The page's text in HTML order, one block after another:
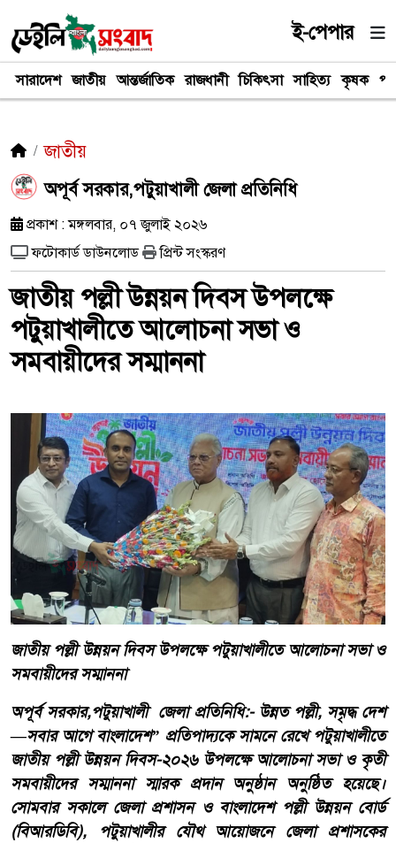
ই-পেপার
সারাদেশ জাতীয় আন্তর্জাতিক রাজধানী চিকিৎসা সাহিত্য কৃষক
জাতীয়
অপূর্ব সরকার,পটুয়াখালী জেলা প্রতিনিধি
প্রকাশ : মঙ্গলবার, ০৭ জুলাই ২০২৬
ফটোকার্ড ডাউনলোড
প্রিন্ট সংস্করণ
জাতীয় পল্লী উন্নয়ন দিবস উপলক্ষে
পটুয়াখালীতে আলোচনা সভা ও
সমবায়ীদের সম্মাননা
জাতীয় পল্লী উন্নয়ন দিবস উপলক্ষে পটুয়াখালীতে আলোচনা সভা ও
সমবায়ীদের সম্মাননা
অপূর্ব সরকার,পটুয়াখালী জেলা প্রতিনিধি:- উন্নত পল্লী, সমৃদ্ধ দেশ
—সবার আগে বাংলাদেশ” প্রতিপাদ্যকে সামনে রেখে পটুয়াখালীতে
জাতীয় পল্লী উন্নয়ন দিবস-২০২৬ উপলক্ষে আলোচনা সভা ও কৃতী
সমবায়ীদের সম্মাননা স্মারক প্রদান অনুষ্ঠান অনুষ্ঠিত হয়েছে।
সোমবার সকালে জেলা প্রশাসন ও বাংলাদেশ পল্লী উন্নয়ন বোর্ড
(বিআরডিবি), পটুয়াখালীর যৌথ আয়োজনে জেলা প্রশাসকের